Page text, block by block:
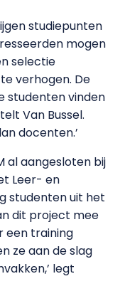
studiepunten
mogen
selectie
verhogen. De
studenten vinden
Van Bussel.
docenten.’
al aangesloten bij
Leer- en
studenten uit het
dit project mee
een training
ze aan de slag
legt